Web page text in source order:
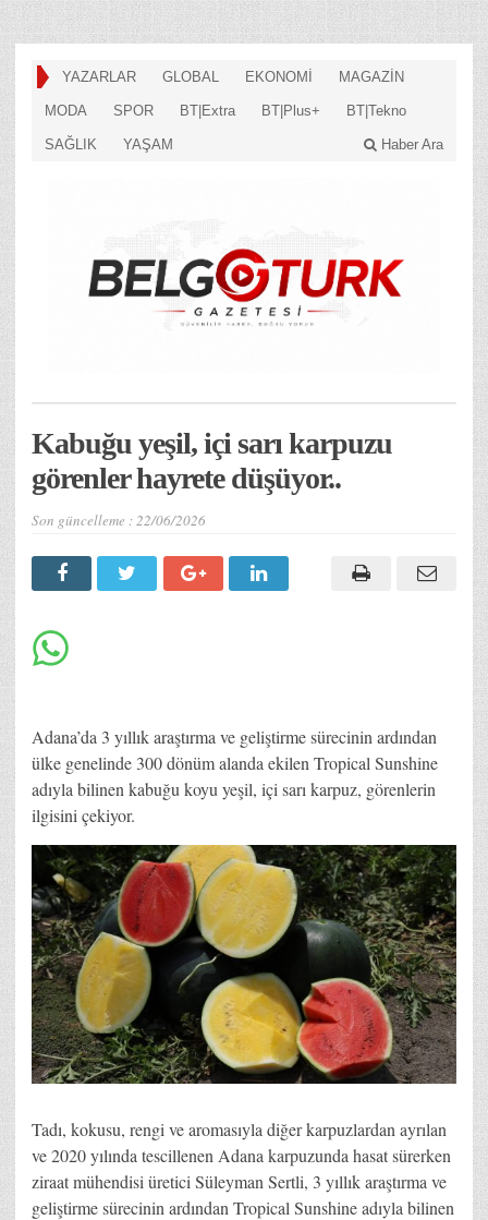
YAZARLAR GLOBAL EKONOMİ MAGAZİN
MODA SPOR BT|Extra BT|Plus+ BT|Tekno
SAĞLIK YAŞAM Haber Ara
Kabuğu yeşil, içi sarı karpuzu
görenler hayrete düşüyor..
Son güncelleme :22/06/2026
Adana’da 3 yıllık araştırma ve geliştirme sürecinin ardından
ülke genelinde 300 dönüm alanda ekilen Tropical Sunshine
adıyla bilinen kabuğu koyu yeşil, içi sarı karpuz, görenlerin
ilgisini çekiyor.
Tadı, kokusu, rengi ve aromasıyla diğer karpuzlardan ayrılan
ve 2020 yılında tescillenen Adana karpuzunda hasat sürerken
ziraat mühendisi üretici Süleyman Sertli, 3 yıllık araştırma ve
geliştirme sürecinin ardından Tropical Sunshine adıyla bilinen